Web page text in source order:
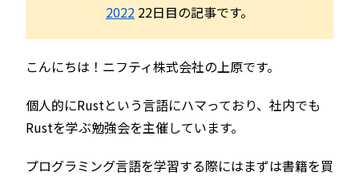
2022 22日目の記事です。
こんにちは！ニフティ株式会社の上原です。
個人的にRustという言語にハマっており、社内でも
Rustを学ぶ勉強会を主催しています。
プログラミング言語を学習する際にはまずは書籍を買